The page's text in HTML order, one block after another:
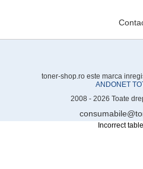
toner-shop.ro este marca
ANDONET
2008 - 2026 Toate
Incorrect